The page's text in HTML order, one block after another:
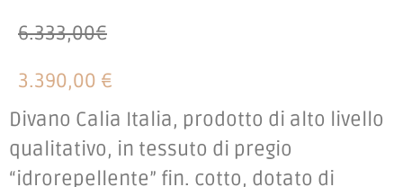
6.333,00€
3.390,00 €
Divano Calia Italia, prodotto di alto livello
qualitativo, in tessuto di pregio
“idrorepellente” fin. cotto, dotato di